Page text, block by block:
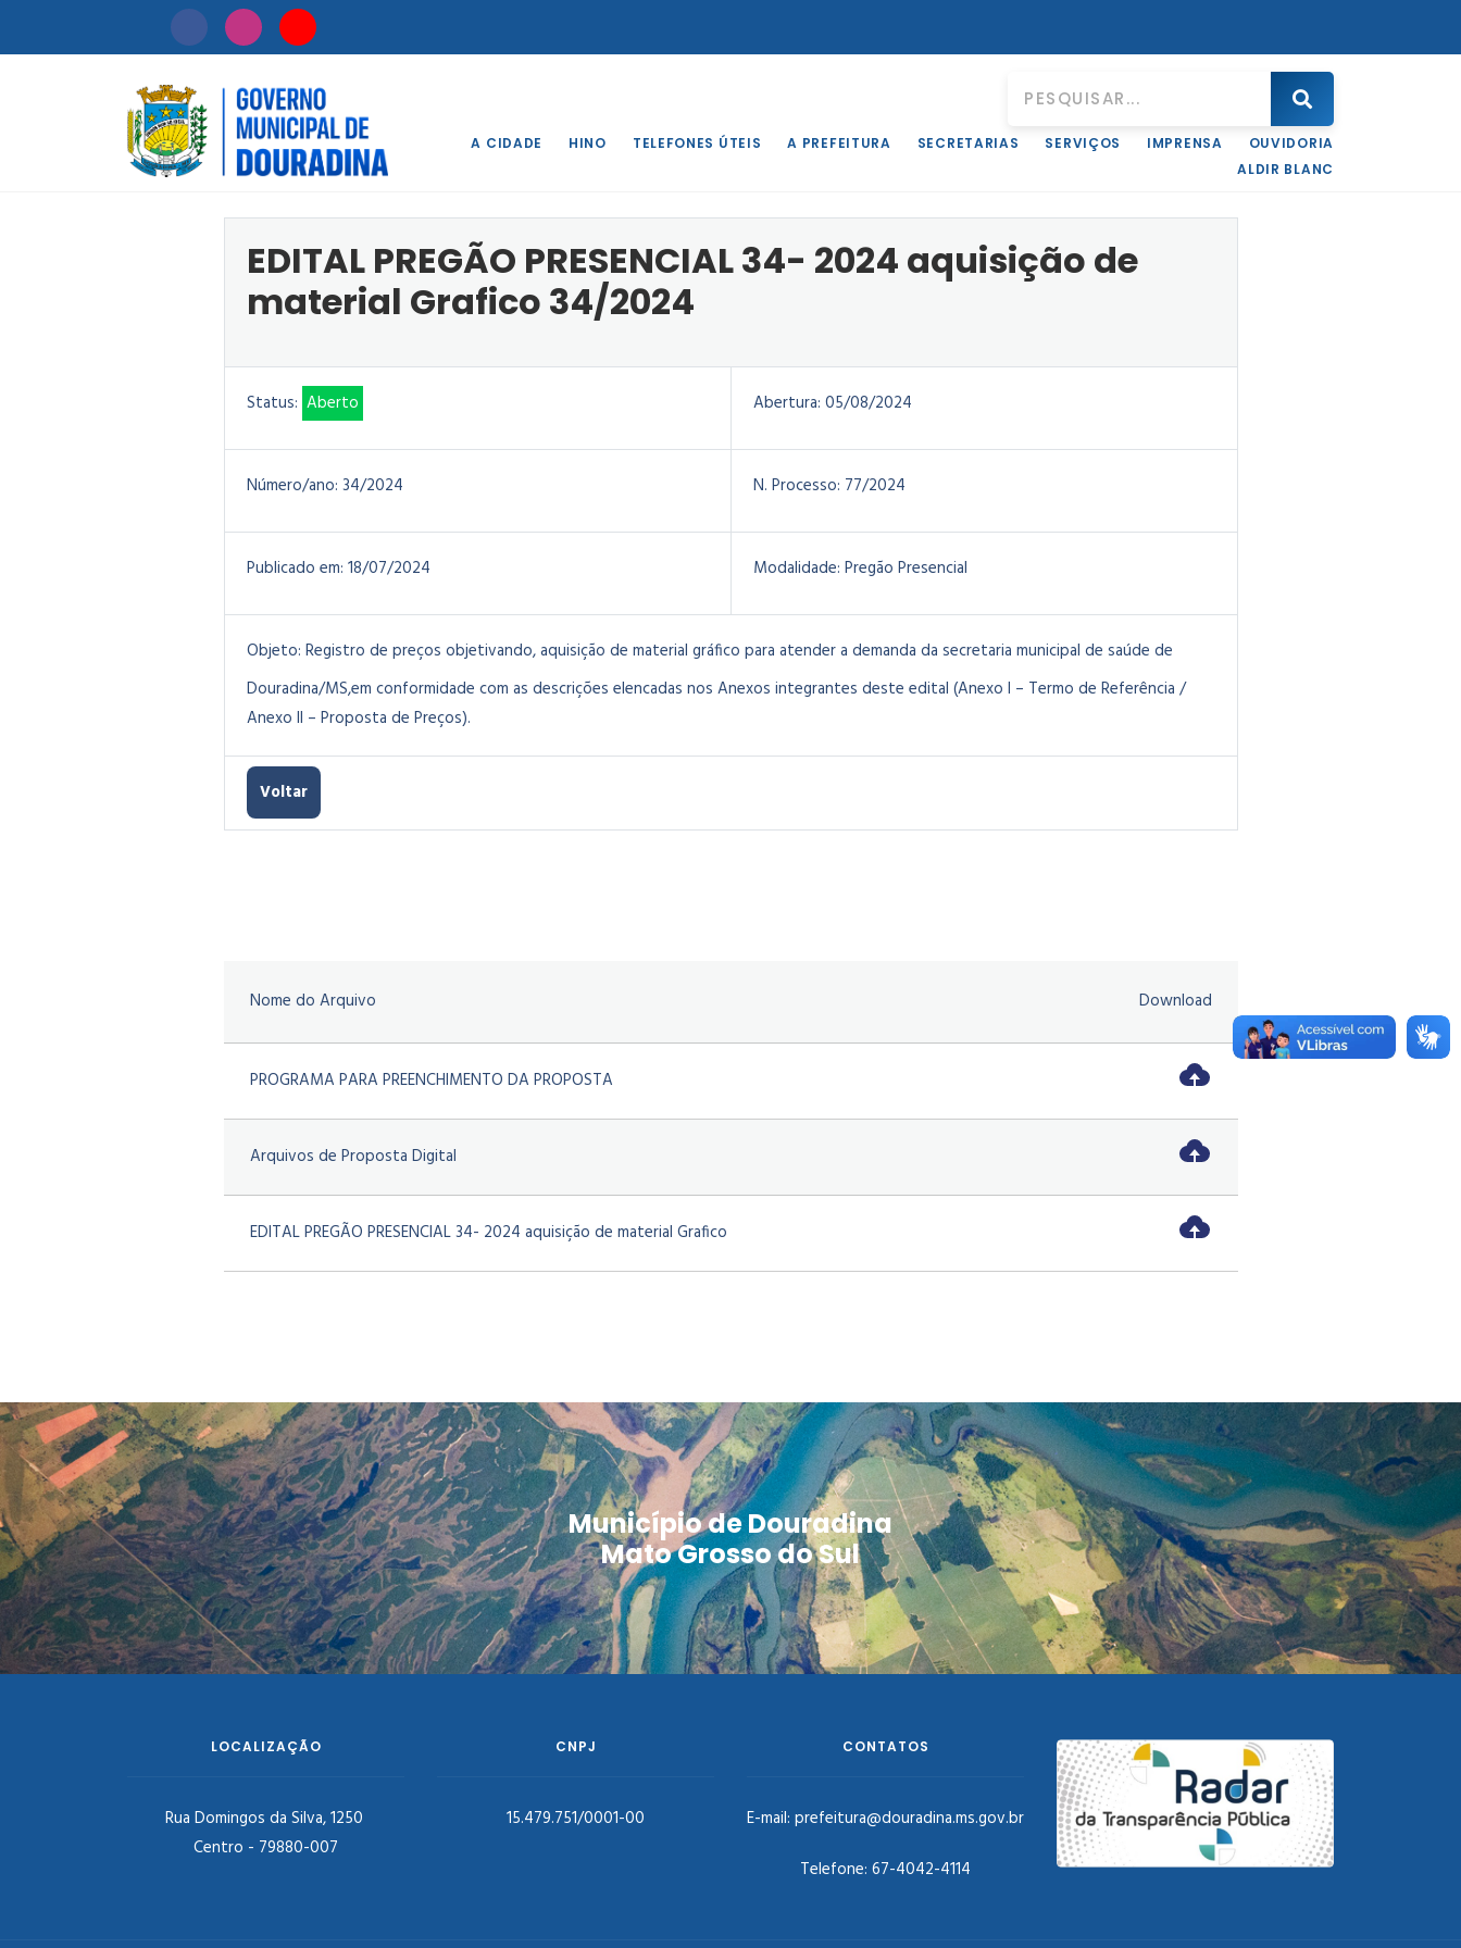
A CIDADE HINO TELEFONES ÚTEIS A PREFEITURA SECRETARIAS SERVIÇOS IMPRENSA
OUVIDORIA
ALDIR BLANC
Início
EDITAL PREGÃO PRESENCIAL 34- 2024 aquisição de
material Grafico 34/2024
Status: Aberto Abertura: 05/08/2024
Número/ano: 34/2024 N. Processo: 77/2024
Publicado em: 18/07/2024 Modalidade: Pregão Presencial
Objeto: Registro de preços objetivando, aquisição de material gráfico para atender a demanda da secretaria municipal de saúde de
Douradina/MS,em conformidade com as descrições elencadas nos Anexos integrantes deste edital (Anexo I – Termo de Referência /
Anexo II – Proposta de Preços).
Voltar
Nome do Arquivo Download
PROGRAMA PARA PREENCHIMENTO DA PROPOSTA
Arquivos de Proposta Digital
EDITAL PREGÃO PRESENCIAL 34- 2024 aquisição de material Grafico
Município de Douradina
Mato Grosso do Sul
LOCALIZAÇÃO
Rua Domingos da Silva, 1250
Centro - 79880-007
CNPJ
15.479.751/0001-00
CONTATOS
E-mail: prefeitura@douradina.ms.gov.br
Telefone: 67-4042-4114